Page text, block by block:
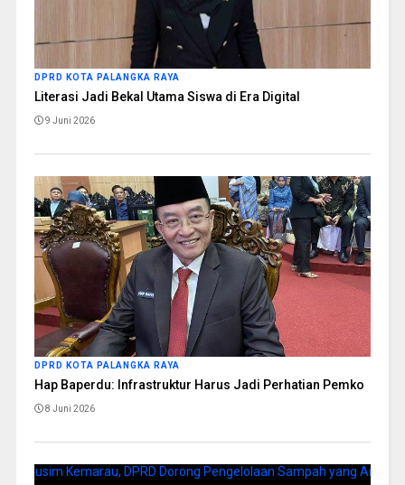
DPRD KOTA PALANGKA RAYA
Literasi Jadi Bekal Utama Siswa di Era Digital
9 Juni 2026
DPRD KOTA PALANGKA RAYA
Hap Baperdu: Infrastruktur Harus Jadi Perhatian Pemko
8 Juni 2026